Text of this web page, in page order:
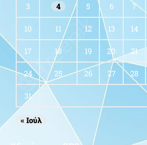
3 4 5 6 7
10 11 12 13 14
17 18 19 20 21
24 25 26 27 28
31
« Ιούλ